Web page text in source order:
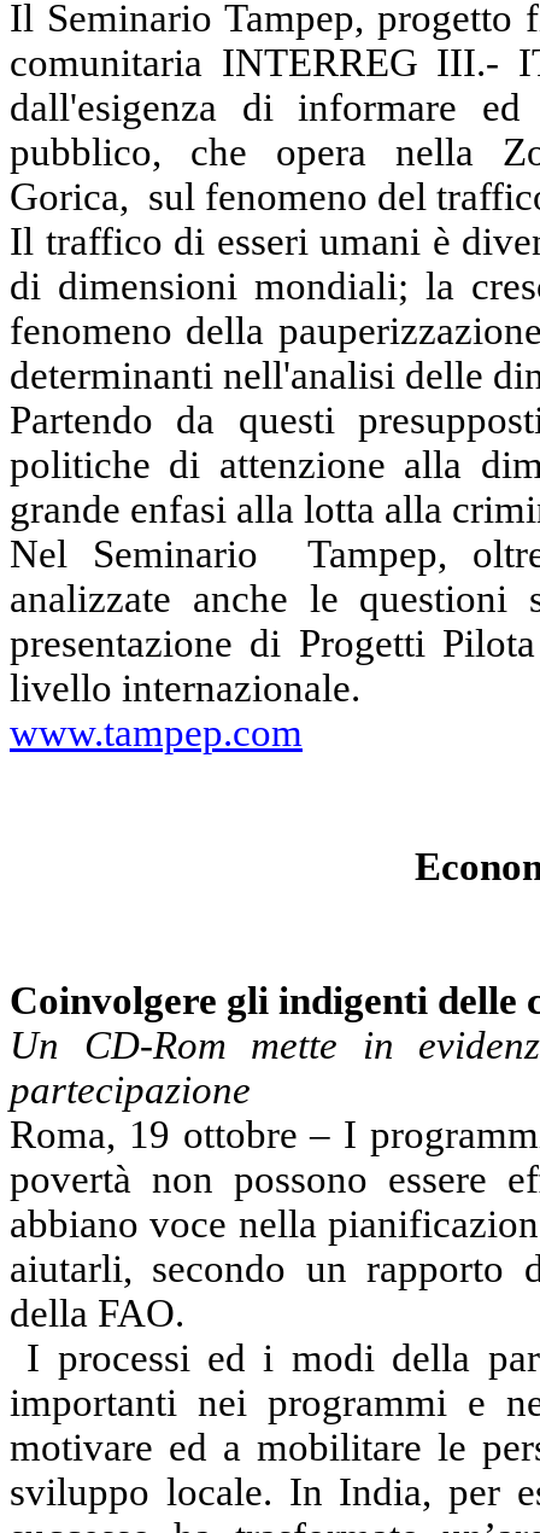
Il Seminario Tampep,
comunitaria INTERREG III.-
dall'esigenza di informare
pubblico, che opera nella
Gorica, sul fenomeno del
Il traffico di esseri umani è
di dimensioni mondiali; la
fenomeno della
determinanti nell'analisi delle
Partendo da questi
politiche di attenzione alla
grande enfasi alla lotta alla
Nel Seminario Tampep,
analizzate anche le questioni
presentazione di Progetti
livello internazionale.
www.tampep.com
Coinvolgere gli indigenti delle
Un CD-Rom mette in
partecipazione
Roma, 19 ottobre – I
povertà non possono essere
abbiano voce nella
aiutarli, secondo un rapporto
della FAO.
I processi ed i modi della
importanti nei programmi e
motivare ed a mobilitare le
sviluppo locale. In India, per